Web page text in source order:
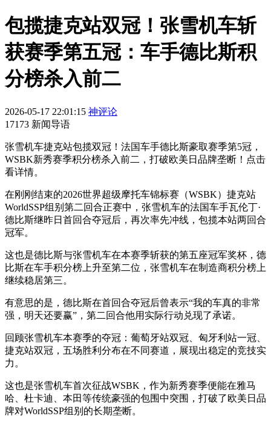
包揽捷克站双冠！张雪机车斩
获赛季第五冠：车手德比斯积
分榜杀入前二
2026-05-17 22:01:15 神评论
17173 新闻导语
张雪机车捷克站包揽双冠！法国车手德比斯豪取赛季第5冠，
WSBK新秀赛季积分榜杀入前二，打破欧美日品牌垄断！点击
看详情。
在刚刚结束的2026世界超级摩托车锦标赛（WSBK）捷克站
WorldSSP组别第二回合正赛中，张雪机车的法国车手瓦伦丁·
德比斯继昨日首回合夺冠后，再次率先冲线，包揽本站两回合
冠军。
这也是德比斯与张雪机车在本赛季斩获的第五座冠军奖杯，德
比斯在车手积分榜上升至第二位，张雪机车在制造商积分榜上
继续稳居第三。
有意思的是，德比斯在首回合夺冠后曾表示“我的车真的非常
强，明天还要赢”，第二回合他用实际行动兑现了承诺。
回顾张雪机车本赛季的夺冠：葡萄牙站双冠、匈牙利站一冠、
捷克站双冠，五场胜利分布在不同赛道，展现出稳定的竞技实
力。
这也是张雪机车首次征战WSBK，作为新秀赛季便能在雅马
哈、杜卡迪、本田等传统豪强的包围中突围，打破了欧美日品
牌对WorldSSP组别的长期垄断。